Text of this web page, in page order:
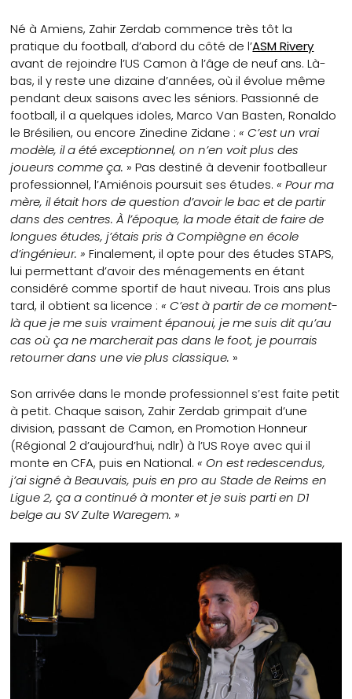
Né à Amiens, Zahir Zerdab commence très tôt la
pratique du football, d’abord du côté de l’ASM Rivery
avant de rejoindre l’US Camon à l’âge de neuf ans. Là-
bas, il y reste une dizaine d’années, où il évolue même
pendant deux saisons avec les séniors. Passionné de
football, il a quelques idoles, Marco Van Basten, Ronaldo
le Brésilien, ou encore Zinedine Zidane :« C’est un vrai
modèle, il a été exceptionnel, on n’en voit plus des
joueurs comme ça. » Pas destiné à devenir footballeur
professionnel, l’Amiénois poursuit ses études.« Pour ma
mère, il était hors de question d’avoir le bac et de partir
dans des centres. À l’époque, la mode était de faire de
longues études, j’étais pris à Compiègne en école
d’ingénieur. » Finalement, il opte pour des études STAPS,
lui permettant d’avoir des ménagements en étant
considéré comme sportif de haut niveau. Trois ans plus
tard, il obtient sa licence :« C’est à partir de ce moment-
là que je me suis vraiment épanoui, je me suis dit qu’au
cas où ça ne marcherait pas dans le foot, je pourrais
retourner dans une vie plus classique. »
Son arrivée dans le monde professionnel s’est faite petit
à petit. Chaque saison, Zahir Zerdab grimpait d’une
division, passant de Camon, en Promotion Honneur
(Régional 2 d’aujourd’hui, ndlr) à l’US Roye avec qui il
monte en CFA, puis en National.« On est redescendus,
j’ai signé à Beauvais, puis en pro au Stade de Reims en
Ligue 2, ça a continué à monter et je suis parti en D1
belge au SV Zulte Waregem. »